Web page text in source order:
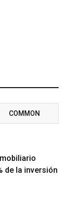
COMMON
de la inversión